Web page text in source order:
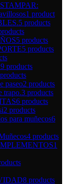
1 product
5 products
5 products
5 products
products
paseo2 products
trapo.3 products
6 products
2 products
para muñecos6
4 products
1
8 products